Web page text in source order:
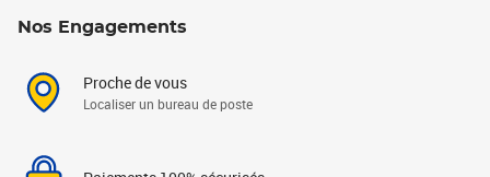
Nos Engagements
Proche de vous
Localiser un bureau de poste